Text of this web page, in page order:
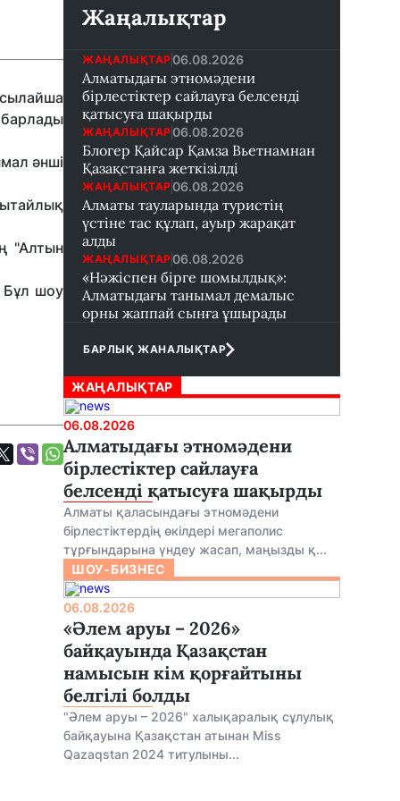
әнші
"Алтын
Бұл шоу
Жаңалықтар
ЖАҢАЛЫҚТАР 06.08.2026
Алматыдағы этномәдени
бірлестіктер сайлауға белсенді
қатысуға шақырды
ЖАҢАЛЫҚТАР 06.08.2026
Блогер Қайсар Қамза Вьетнамнан
Қазақстанға жеткізілді
ЖАҢАЛЫҚТАР 06.08.2026
Алматы тауларында туристің
үстіне тас құлап, ауыр жарақат
алды
ЖАҢАЛЫҚТАР 06.08.2026
«Нәжіспен бірге шомылдық»:
Алматыдағы танымал демалыс
орны жаппай сынға ұшырады
БАРЛЫҚ ЖАНАЛЫҚТАР
ЖАҢАЛЫҚТАР
06.08.2026
Алматыдағы этномәдени
бірлестіктер сайлауға
белсенді қатысуға шақырды
Алматы қаласындағы этномәдени
бірлестіктердің өкілдері мегаполис
тұрғындарына үндеу жасап, маңызды қ...
ШОУ-БИЗНЕС
06.08.2026
«Әлем аруы – 2026»
байқауында Қазақстан
намысын кім қорғайтыны
белгілі болды
"Әлем аруы – 2026" халықаралық сұлулық
байқауына Қазақстан атынан Miss
Qazaqstan 2024 титулыны...